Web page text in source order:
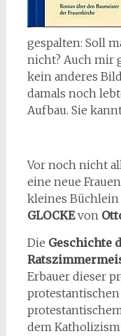
gespalten: Soll
nicht? Auch mir
kein anderes
damals noch
Aufbau. Sie
Vor noch nicht
eine neue
kleines Büchlein
GLOCKEvon
Die Geschichte
Erbauer dieser
dem